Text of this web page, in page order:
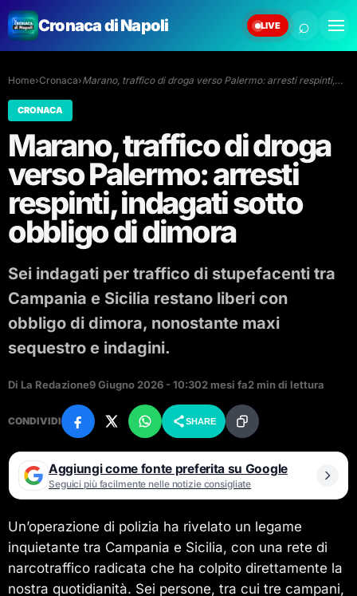
Cronaca di Napoli LIVE ⌕
Home›Cronaca›Marano, traffico di droga verso Palermo: arresti respinti,…
CRONACA
Marano, traffico di droga
verso Palermo: arresti
respinti, indagati sotto
obbligo di dimora
Sei indagati per traffico di stupefacenti tra
Campania e Sicilia restano liberi con
obbligo di dimora, nonostante maxi
sequestro e indagini.
Di La Redazione9 Giugno 2026 - 10:302 mesi fa2 min di lettura
CONDIVIDI SHARE
Aggiungi come fonte preferita su Google
Seguici più facilmente nelle notizie consigliate
Un’operazione di polizia ha rivelato un legame
inquietante tra Campania e Sicilia, con una rete di
narcotraffico radicata che ha colpito direttamente la
nostra quotidianità. Sei persone, tra cui tre campani,